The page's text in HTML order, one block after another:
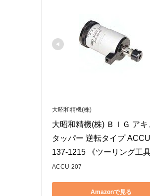
大昭和精機(株)
大昭和精機(株) ＢＩＧ アキ
タッパー 逆転タイプ
137-1215 《ツーリング工具
ACCU-207
Amazonで見る